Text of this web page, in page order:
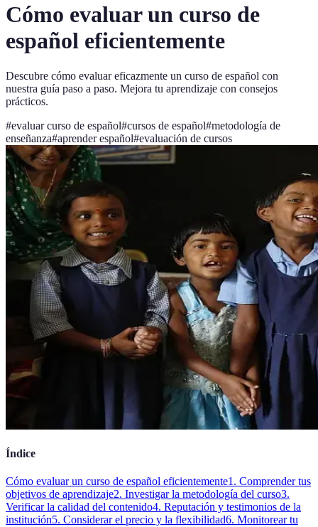
Cómo evaluar un curso de
español eficientemente
Descubre cómo evaluar eficazmente un curso de español con
nuestra guía paso a paso. Mejora tu aprendizaje con consejos
prácticos.
#evaluar curso de español#cursos de español#metodología de
enseñanza#aprender español#evaluación de cursos
Índice
Cómo evaluar un curso de español eficientemente1. Comprender tus
objetivos de aprendizaje2. Investigar la metodología del curso3.
Verificar la calidad del contenido4. Reputación y testimonios de la
institución5. Considerar el precio y la flexibilidad6. Monitorear tu